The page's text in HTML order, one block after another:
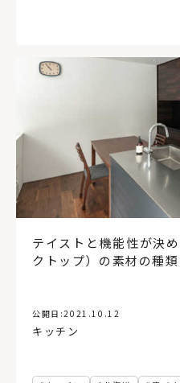
テイストと機能性が決
クトップ）の素材の種
公開日:2021.10.12
キッチン